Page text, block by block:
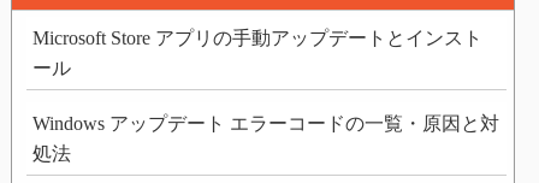
Microsoft Store アプリの手動アップデートとインスト
ール
Windows アップデート エラーコードの一覧・原因と対
処法